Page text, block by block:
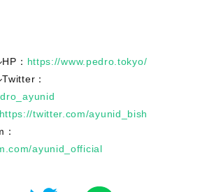
： https://www.pedro.tokyo/
：
https://twitter.com/ayunid_bish
ayunid_official